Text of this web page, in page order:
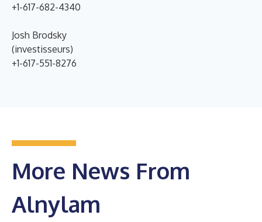
+1-617-682-4340
Josh Brodsky
(investisseurs)
+1-617-551-8276
More News From
Alnylam